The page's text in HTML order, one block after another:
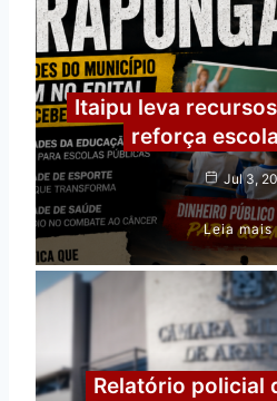
M
A
R
A
P
O
N
S
E
S
A
N
Itaipu leva
reforça
Jul 3,
Leia mais
Relatório policial